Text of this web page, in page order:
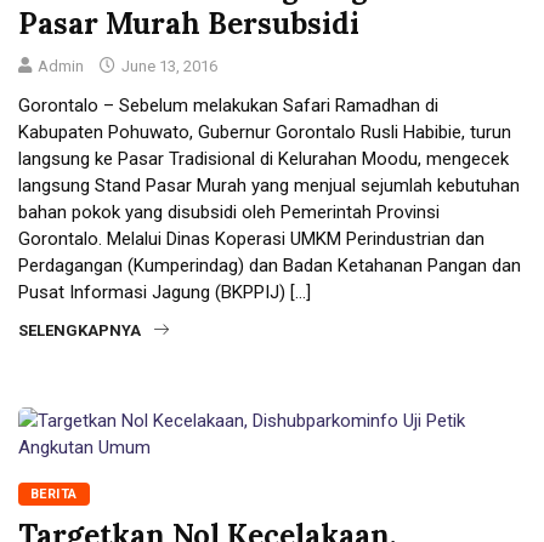
Pasar Murah Bersubsidi
Admin June 13, 2016
Gorontalo – Sebelum melakukan Safari Ramadhan di
Kabupaten Pohuwato, Gubernur Gorontalo Rusli Habibie, turun
langsung ke Pasar Tradisional di Kelurahan Moodu, mengecek
langsung Stand Pasar Murah yang menjual sejumlah kebutuhan
bahan pokok yang disubsidi oleh Pemerintah Provinsi
Gorontalo. Melalui Dinas Koperasi UMKM Perindustrian dan
Perdagangan (Kumperindag) dan Badan Ketahanan Pangan dan
Pusat Informasi Jagung (BKPPIJ) […]
SELENGKAPNYA
BERITA